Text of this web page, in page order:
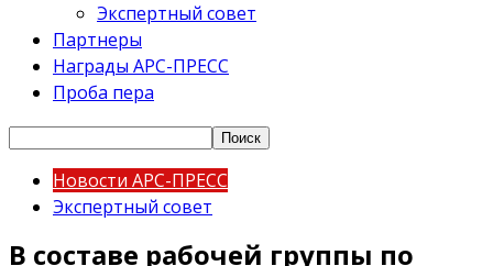
Экспертный совет
Партнеры
Награды АРС-ПРЕСС
Проба пера
Новости АРС-ПРЕСС
Экспертный совет
В составе рабочей группы по